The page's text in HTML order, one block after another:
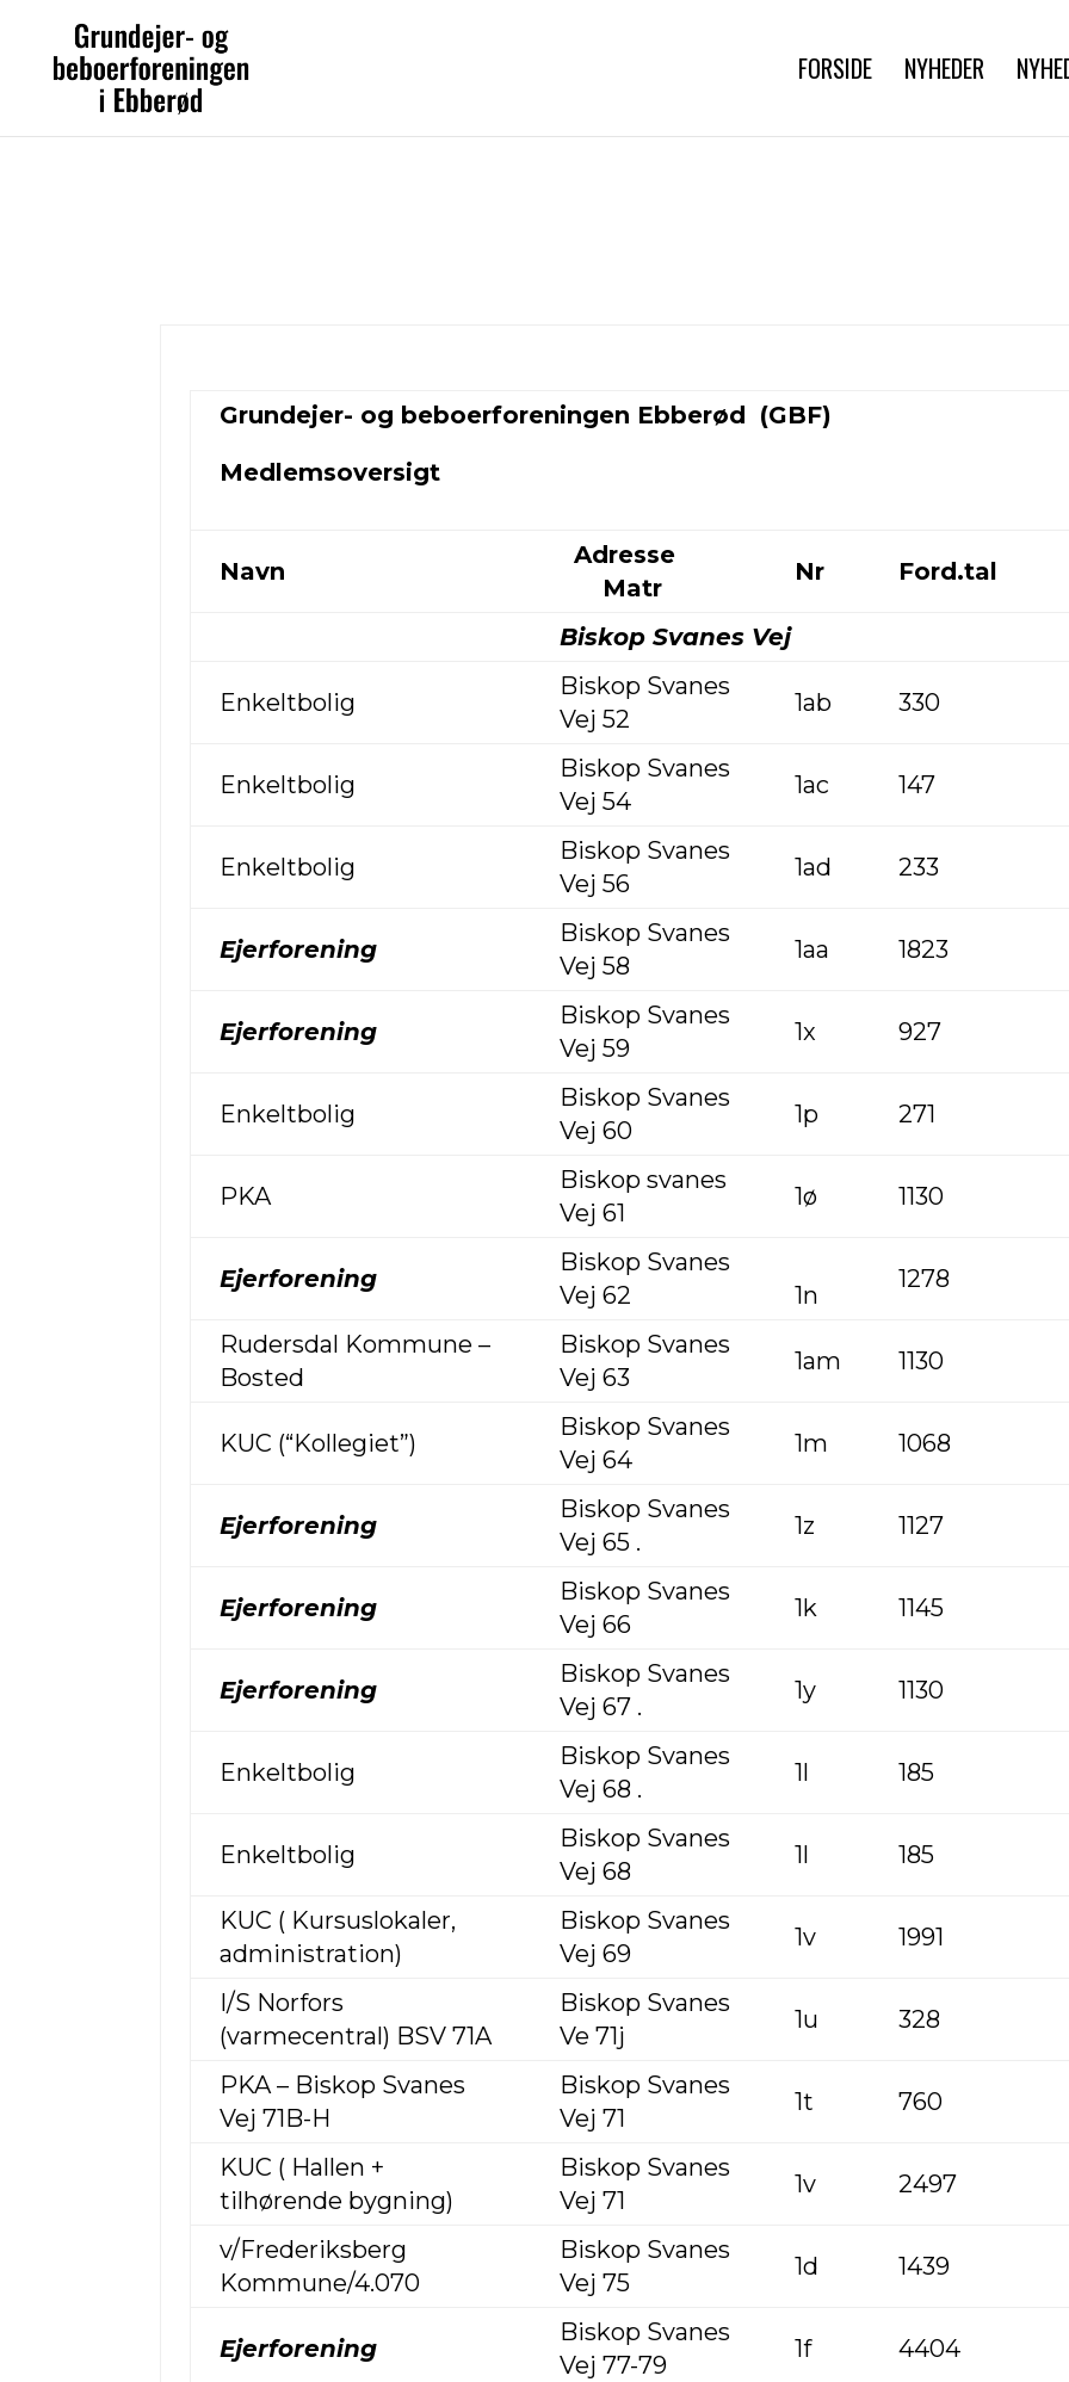
FORSIDE NYHEDER
Grundejer- og beboerforeningen Ebberød (GBF)
Medlemsoversigt
Navn
Adresse
Matr
Nr Ford.tal
Biskop Svanes Vej
Enkeltbolig
Biskop Svanes
Vej 52
1ab 330
Enkeltbolig
Biskop Svanes
Vej 54
1ac 147
Enkeltbolig
Biskop Svanes
Vej 56
1ad 233
Ejerforening
Biskop Svanes
Vej 58
1aa 1823
Ejerforening
Biskop Svanes
Vej 59
1x 927
Enkeltbolig
Biskop Svanes
Vej 60
1p 271
PKA
Biskop svanes
Vej 61
1ø 1130
Ejerforening
Biskop Svanes
Vej 62
1n
1278
Rudersdal Kommune –
Bosted
Biskop Svanes
Vej 63
1am 1130
KUC (“Kollegiet”)
Biskop Svanes
Vej 64
1m 1068
Ejerforening
Biskop Svanes
Vej 65 .
1z 1127
Ejerforening
Biskop Svanes
Vej 66
1k 1145
Ejerforening
Biskop Svanes
Vej 67 .
1y 1130
Enkeltbolig
Biskop Svanes
Vej 68 .
1l 185
Enkeltbolig
Biskop Svanes
Vej 68
1l 185
KUC ( Kursuslokaler,
administration)
Biskop Svanes
Vej 69
1v 1991
I/S Norfors
(varmecentral) BSV 71A
Biskop Svanes
Ve 71j
1u 328
PKA – Biskop Svanes
Vej 71B-H
Biskop Svanes
Vej 71
1t 760
KUC ( Hallen +
tilhørende bygning)
Biskop Svanes
Vej 71
1v 2497
v/Frederiksberg
Kommune/4.070
Biskop Svanes
Vej 75
1d 1439
Ejerforening
Biskop Svanes
Vej 77-79
1f 4404